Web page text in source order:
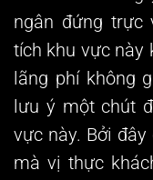
ngân đứng trực
tích khu vực này
lãng phí không
lưu ý một chút
vực này. Bởi đây
mà vị thực